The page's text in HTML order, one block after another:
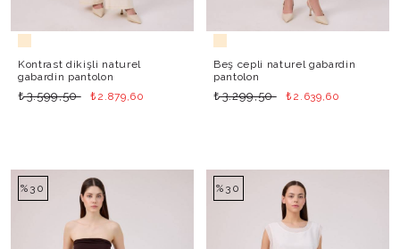
Kontrast dikişli naturel
gabardin pantolon
₺3.599,50 ₺2.879,60
Beş cepli naturel gabardin
pantolon
₺3.299,50 ₺2.639,60
%30 %30